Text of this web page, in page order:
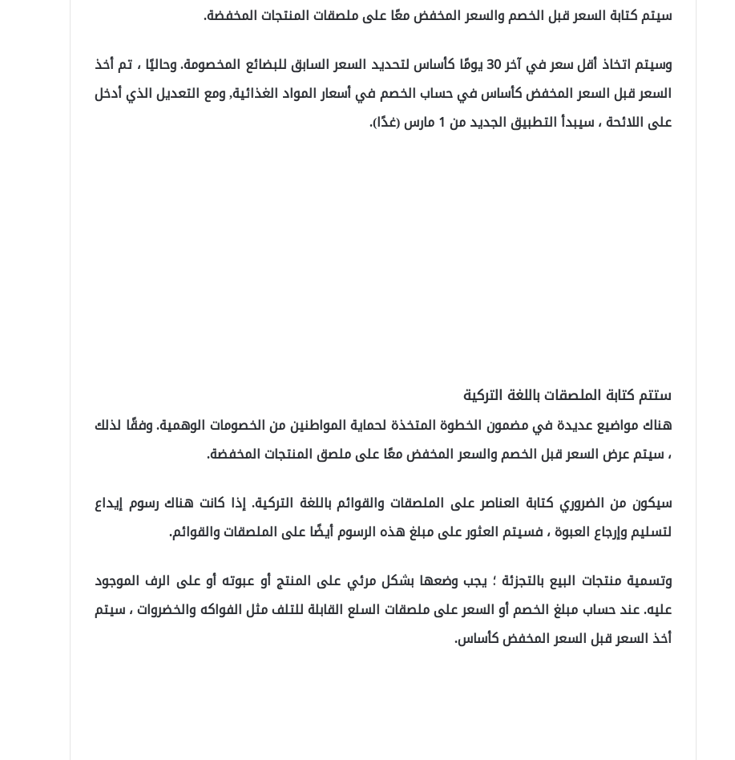
سيتم كتابة السعر قبل الخصم والسعر المخفض معًا على ملصقات المنتجات المخفضة.
وسيتم اتخاذ أقل سعر في آخر 30 يومًا كأساس لتحديد السعر السابق للبضائع المخصومة. وحاليًا ، تم أخذ
السعر قبل السعر المخفض كأساس في حساب الخصم في أسعار المواد الغذائية, ومع التعديل الذي أدخل
على اللائحة ، سيبدأ التطبيق الجديد من 1 مارس (غدًا).
ستتم كتابة الملصقات باللغة التركية
هناك مواضيع عديدة في مضمون الخطوة المتخذة لحماية المواطنين من الخصومات الوهمية. وفقًا لذلك
، سيتم عرض السعر قبل الخصم والسعر المخفض معًا على ملصق المنتجات المخفضة.
سيكون من الضروري كتابة العناصر على الملصقات والقوائم باللغة التركية. إذا كانت هناك رسوم إيداع
لتسليم وإرجاع العبوة ، فسيتم العثور على مبلغ هذه الرسوم أيضًا على الملصقات والقوائم.
وتسمية منتجات البيع بالتجزئة ؛ يجب وضعها بشكل مرئي على المنتج أو عبوته أو على الرف الموجود
عليه. عند حساب مبلغ الخصم أو السعر على ملصقات السلع القابلة للتلف مثل الفواكه والخضروات ، سيتم
أخذ السعر قبل السعر المخفض كأساس.